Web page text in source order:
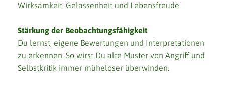
Wirksamkeit, Gelassenheit und Lebensfreude.
Stärkung der Beobachtungsfähigkeit
Du lernst, eigene Bewertungen und Interpretationen
zu erkennen. So wirst Du alte Muster von Angriff und
Selbstkritik immer müheloser überwinden.